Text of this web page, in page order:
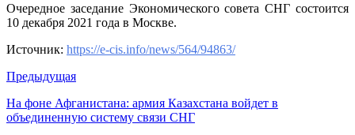
Очередное заседание Экономического совета СНГ состоится
10 декабря 2021 года в Москве.
Источник: https://e-cis.info/news/564/94863/
Предыдущая
На фоне Афганистана: армия Казахстана войдет в
объединенную систему связи СНГ